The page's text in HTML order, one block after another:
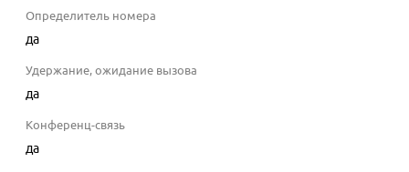
Определитель номера
да
Удержание, ожидание вызова
да
Конференц-связь
да